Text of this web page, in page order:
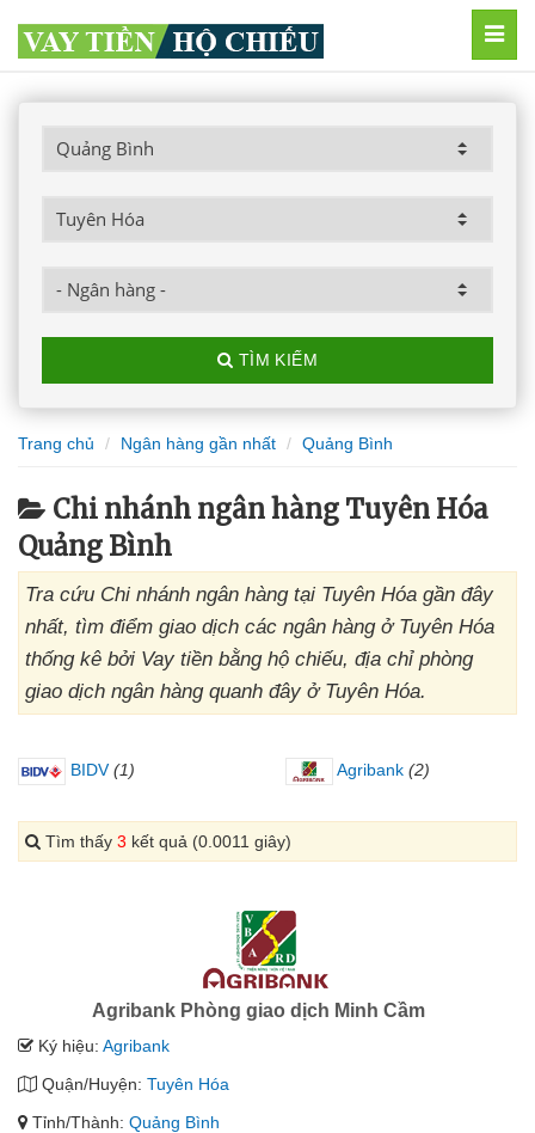
TÌM KIẾM
Trang chủ Ngân hàng gần nhất Quảng Bình
Chi nhánh ngân hàng Tuyên Hóa
Quảng Bình
Tra cứu Chi nhánh ngân hàng tại Tuyên Hóa gần đây
nhất, tìm điểm giao dịch các ngân hàng ở Tuyên Hóa
thống kê bởi Vay tiền bằng hộ chiếu, địa chỉ phòng
giao dịch ngân hàng quanh đây ở Tuyên Hóa.
BIDV (1) Agribank (2)
Tìm thấy 3 kết quả (0.0011 giây)
Agribank Phòng giao dịch Minh Cầm
Ký hiệu: Agribank
Quận/Huyện: Tuyên Hóa
Tỉnh/Thành: Quảng Bình